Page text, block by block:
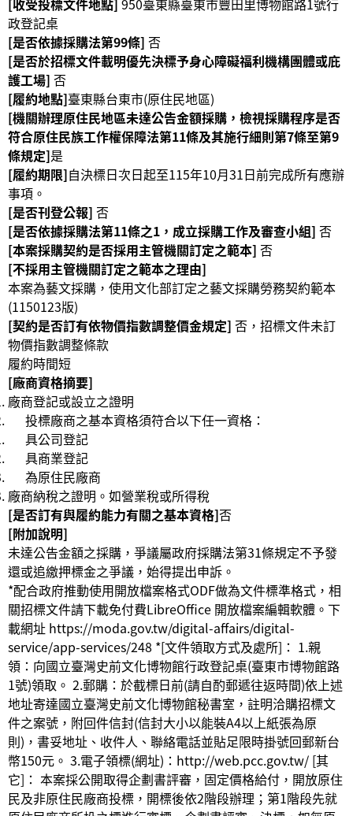
公
開
資
訊
語系
[收受投標文件地點] 950臺東縣臺東市豐田里博物館路1號行
政登記桌
[是否依據採購法第99條] 否
[是否於招標文件載明優先決標予身心障礙福利機構團體或庇
護工場] 否
[履約地點]臺東縣台東市(原住民地區)
[機關辦理原住民地區未達公告金額採購，檢視採購程序是否
符合原住民族工作權保障法第11條及其施行細則第7條至第9
條規定]是
[履約期限]自決標日次日起至115年10月31日前完成所有應辦
事項。
[是否刊登公報] 否
[是否依據採購法第11條之1，成立採購工作及審查小組] 否
[本案採購契約是否採用主管機關訂定之範本] 否
[不採用主管機關訂定之範本之理由]
本案為藝文採購，使用文化部訂定之藝文採購勞務契約範本
(1150123版)
[契約是否訂有依物價指數調整價金規定] 否，招標文件未訂
物價指數調整條款
履約時間短
[廠商資格摘要]
廠商登記或設立之證明
投標廠商之基本資格須符合以下任一資格：
具公司登記
具商業登記
為原住民廠商
廠商納稅之證明。如營業稅或所得稅
[是否訂有與履約能力有關之基本資格]否
[附加說明]
未達公告金額之採購，爭議屬政府採購法第31條規定不予發
還或追繳押標金之爭議，始得提出申訴。
*配合政府推動使用開放檔案格式ODF做為文件標準格式，相
關招標文件請下載免付費LibreOffice 開放檔案編輯軟體。下
載網址 https://moda.gov.tw/digital-affairs/digital-
service/app-services/248 *[文件領取方式及處所]： 1.親
領：向國立臺灣史前文化博物館行政登記桌(臺東市博物館路
1號)領取。 2.郵購：於截標日前(請自酌郵遞往返時間)依上述
地址寄達國立臺灣史前文化博物館秘書室，註明洽購招標文
件之案號，附回件信封(信封大小以能裝A4以上紙張為原
則)，書妥地址、收件人、聯絡電話並貼足限時掛號回郵新台
幣150元。 3.電子領標(網址)：http://web.pcc.gov.tw/ [其
它]： 本案採公開取得企劃書評審，固定價格給付，開放原住
民及非原住民廠商投標，開標後依2階段辦理；第1階段先就